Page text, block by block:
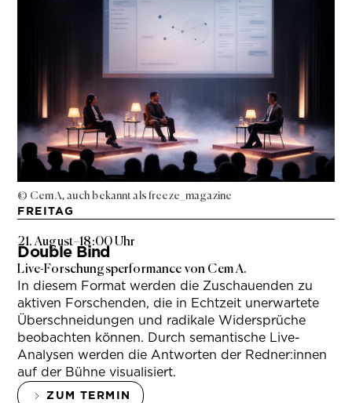
© Cem A, auch bekannt als freeze_magazine
FREITAG
21. August–18:00 Uhr
Double Bind
Live-Forschungsperformance von Cem A.
In diesem Format werden die Zuschauenden zu
aktiven Forschenden, die in Echtzeit unerwartete
Überschneidungen und radikale Widersprüche
beobachten können. Durch semantische Live-
Analysen werden die Antworten der Redner:innen
auf der Bühne visualisiert.
ZUM TERMIN